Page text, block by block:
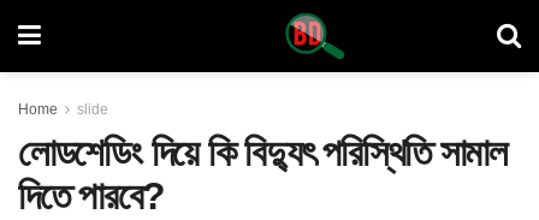
Home slide
লোডশেডিং দিয়ে কি বিদ্যুৎ পরিস্থিতি সামাল
দিতে পারবে?